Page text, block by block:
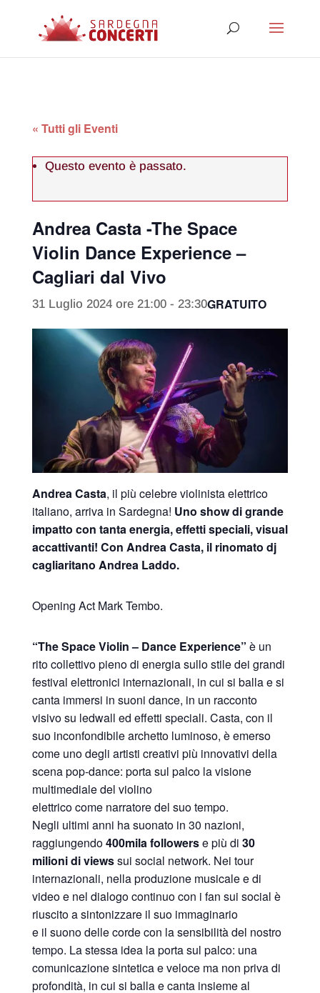
« Tutti gli Eventi
Questo evento è passato.
Andrea Casta -The Space
Violin Dance Experience –
Cagliari dal Vivo
31 Luglio 2024 ore 21:00- 23:30GRATUITO
Andrea Casta, il più celebre violinista elettrico
italiano, arriva in Sardegna! Uno show di grande
impatto con tanta energia, effetti speciali, visual
accattivanti! Con Andrea Casta, il rinomato dj
cagliaritano Andrea Laddo.
Opening Act Mark Tembo.
“The Space Violin – Dance Experience” è un
rito collettivo pieno di energia sullo stile dei grandi
festival elettronici internazionali, in cui si balla e si
canta immersi in suoni dance, in un racconto
visivo su ledwall ed effetti speciali. Casta, con il
suo inconfondibile archetto luminoso, è emerso
come uno degli artisti creativi più innovativi della
scena pop-dance: porta sul palco la visione
multimediale del violino
elettrico come narratore del suo tempo.
Negli ultimi anni ha suonato in 30 nazioni,
raggiungendo400mila followerse più di 30
milioni di viewssui social network. Nei tour
internazionali, nella produzione musicale e di
video e nel dialogo continuo con i fan sui social è
riuscito a sintonizzare il suo immaginario
e il suono delle corde con la sensibilità del nostro
tempo. La stessa idea la porta sul palco: una
comunicazione sintetica e veloce ma non priva di
profondità, in cui si balla e canta insieme al